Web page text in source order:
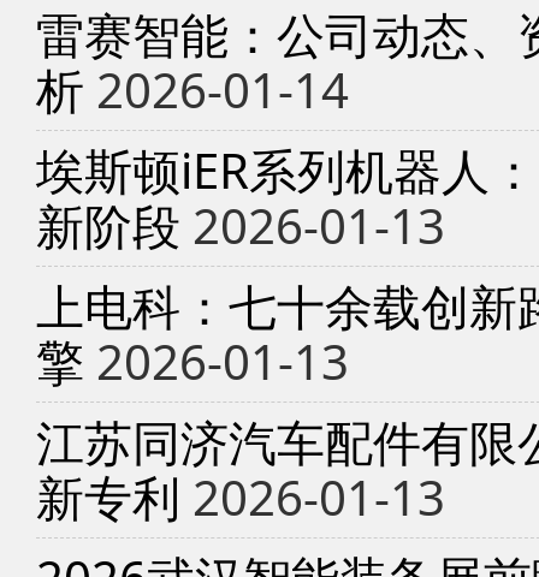
雷赛智能：公司动态
析 2026-01-14
埃斯顿iER系列机器人
新阶段 2026-01-13
上电科：七十余载创
擎 2026-01-13
江苏同济汽车配件有
新专利 2026-01-13